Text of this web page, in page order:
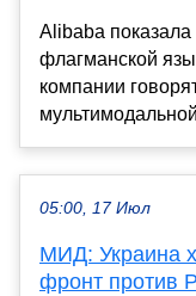
Alibaba
флагманской
компании
05:00, 17 Июл
МИД: Украина
фронт против